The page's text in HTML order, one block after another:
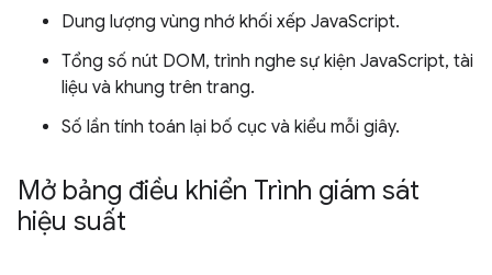
Dung lượng vùng nhớ khối xếp JavaScript.
Tổng số nút DOM, trình nghe sự kiện JavaScript, tài
liệu và khung trên trang.
Số lần tính toán lại bố cục và kiểu mỗi giây.
Mở bảng điều khiển Trình giám sát
hiệu suất